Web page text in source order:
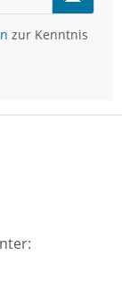
zur Kenntnis